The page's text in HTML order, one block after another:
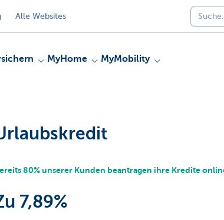
Alle Websites
MyHome MyMobility
80% unserer Kunden beantragen ihre Kredite
7,89%